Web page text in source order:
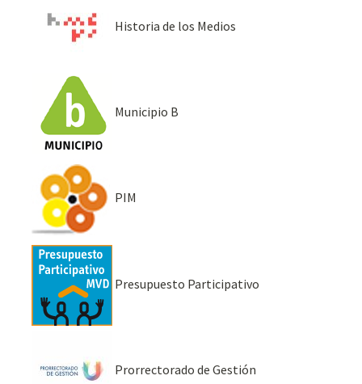
Historia de los Medios
Municipio B
PIM
Presupuesto Participativo
Prorrectorado de Gestión